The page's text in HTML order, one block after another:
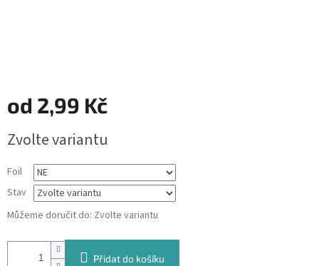
od 2,99 Kč
cena:
Zvolte variantu
Foil
Stav
Můžeme doručit do: Zvolte variantu
Přidat do košíku